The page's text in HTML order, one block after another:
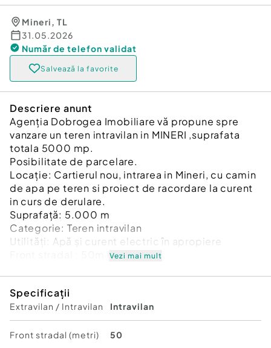
Mineri, TL
31.05.2026
Număr de telefon validat
Salvează la favorite
Descriere anunt
Agenția Dobrogea Imobiliare vă propune spre
vanzare un teren intravilan in MINERI ,suprafata
totala 5000 mp.
Posibilitate de parcelare.
Locație: Cartierul nou, intrarea in Mineri, cu camin
de apa pe teren si proiect de racordare la curent
in curs de derulare.
Suprafață: 5.000 m
Categorie: Teren intravilan
Utilități: Apă și curent electric în apropiere
Front stradal : 50m liniari
Investiție pe termen lung pentru parcelare si
constructie cartier
Activitate agricolă
Activitate turistică rurală
Vezi mai mult
Specificații
Extravilan / Intravilan Intravilan
Front stradal (metri) 50